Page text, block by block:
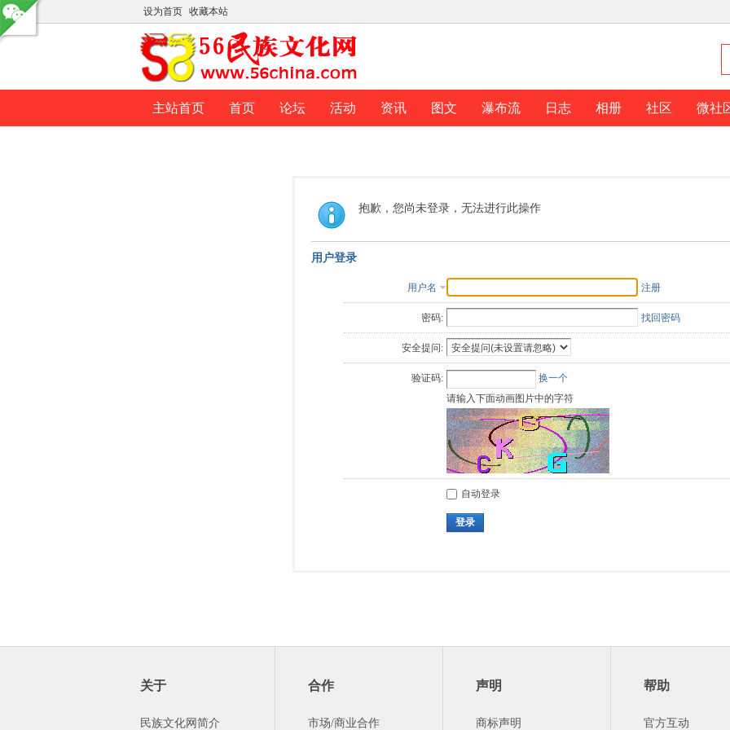
设为首页 收藏本站
主站首页 首页 论坛 活动 资讯 图文 瀑布流 日志 相册 社区 微社
抱歉，您尚未登录，无法进行此操作
用户登录
用户名 注册
密码: 找回密码
安全提问:
验证码:
换一个
请输入下面动画图片中的字符
自动登录
登录
关于
民族文化网简介
合作
市场/商业合作
声明
商标声明
帮助
官方互动